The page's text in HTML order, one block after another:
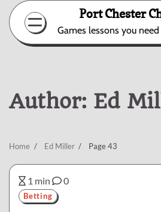
Skip
content
Port Chester
Games lessons you
Author: Ed
Home Ed Miller Page 43
1 min 0
Betting